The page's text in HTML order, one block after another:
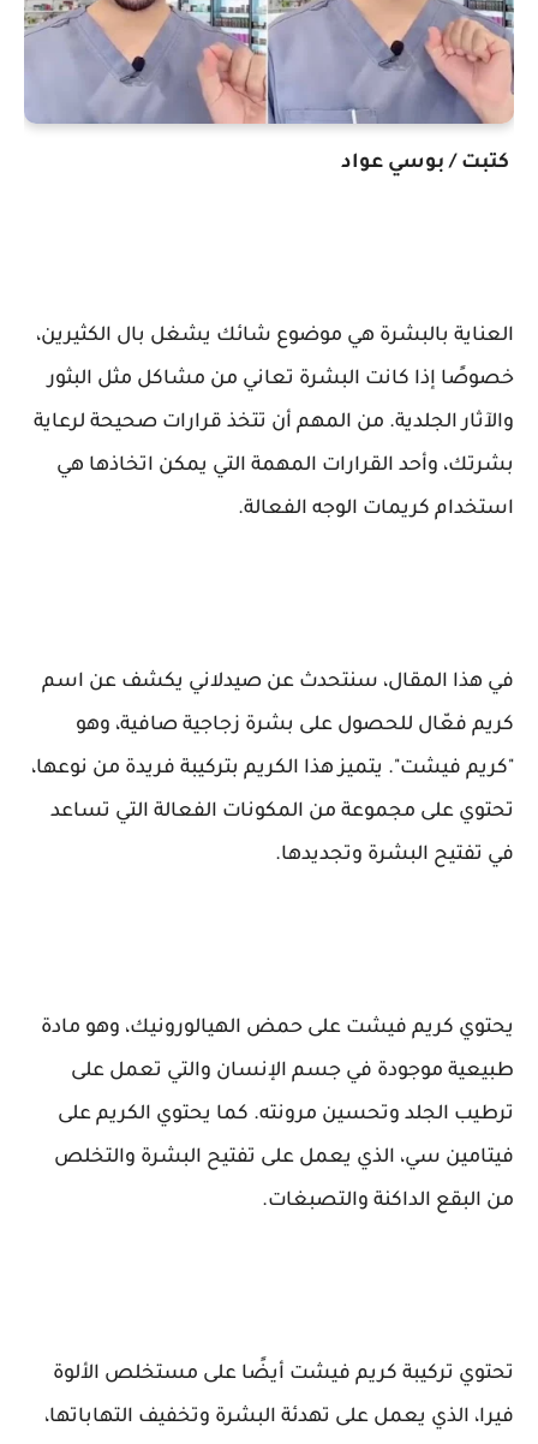
كتبت / بوسي عواد
العناية بالبشرة هي موضوع شائك يشغل بال الكثيرين،
خصوصًا إذا كانت البشرة تعاني من مشاكل مثل البثور
والآثار الجلدية. من المهم أن تتخذ قرارات صحيحة لرعاية
بشرتك، وأحد القرارات المهمة التي يمكن اتخاذها هي
استخدام كريمات الوجه الفعالة.
في هذا المقال، سنتحدث عن صيدلاني يكشف عن اسم
كريم فعّال للحصول على بشرة زجاجية صافية، وهو
"كريم فيشت". يتميز هذا الكريم بتركيبة فريدة من نوعها،
تحتوي على مجموعة من المكونات الفعالة التي تساعد
في تفتيح البشرة وتجديدها.
يحتوي كريم فيشت على حمض الهيالورونيك، وهو مادة
طبيعية موجودة في جسم الإنسان والتي تعمل على
ترطيب الجلد وتحسين مرونته. كما يحتوي الكريم على
فيتامين سي، الذي يعمل على تفتيح البشرة والتخلص
من البقع الداكنة والتصبغات.
تحتوي تركيبة كريم فيشت أيضًا على مستخلص الألوة
فيرا، الذي يعمل على تهدئة البشرة وتخفيف التهاباتها،